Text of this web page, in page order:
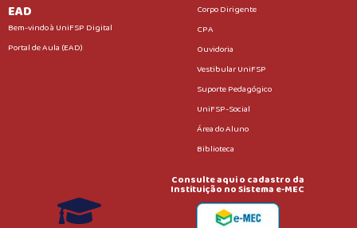
EAD
Bem-vindo à UniFSP Digital
Portal de Aula (EAD)
Corpo Dirigente
CPA
Ouvidoria
Vestibular UniFSP
Suporte Pedagógico
UniFSP-Social
Área do Aluno
Biblioteca
Consulte aqui o cadastro da
Instituição no Sistema e-MEC